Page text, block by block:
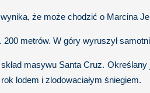
że może chodzić o Marcina
metrów. W góry wyruszył
masywu Santa Cruz.
lodem i zlodowaciałym śniegiem.